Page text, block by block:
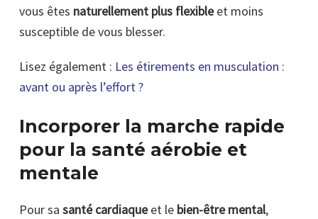
vous êtes naturellement plus flexibleet moins
susceptible de vous blesser.
Lisez également : Les étirements en musculation :
avant ou après l’effort ?
Incorporer la marche rapide
pour la santé aérobie et
mentale
Pour sa santé cardiaqueet le bien-être mental,